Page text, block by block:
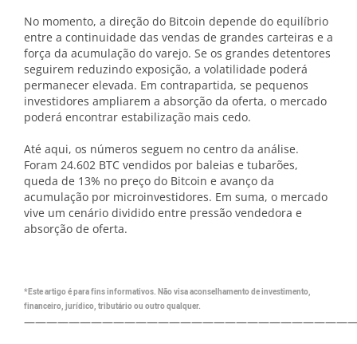
No momento, a direção do Bitcoin depende do equilíbrio
entre a continuidade das vendas de grandes carteiras e a
força da acumulação do varejo. Se os grandes detentores
seguirem reduzindo exposição, a volatilidade poderá
permanecer elevada. Em contrapartida, se pequenos
investidores ampliarem a absorção da oferta, o mercado
poderá encontrar estabilização mais cedo.
Até aqui, os números seguem no centro da análise.
Foram 24.602 BTC vendidos por baleias e tubarões,
queda de 13% no preço do Bitcoin e avanço da
acumulação por microinvestidores. Em suma, o mercado
vive um cenário dividido entre pressão vendedora e
absorção de oferta.
*Este artigo é para fins informativos. Não visa aconselhamento de investimento,
financeiro, jurídico, tributário ou outro qualquer.